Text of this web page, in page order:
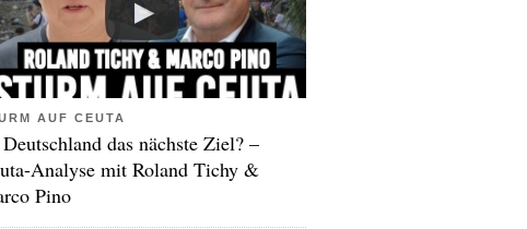
AUF CEUTA
das nächste Ziel? –
Analyse mit Roland Tichy &
Pino